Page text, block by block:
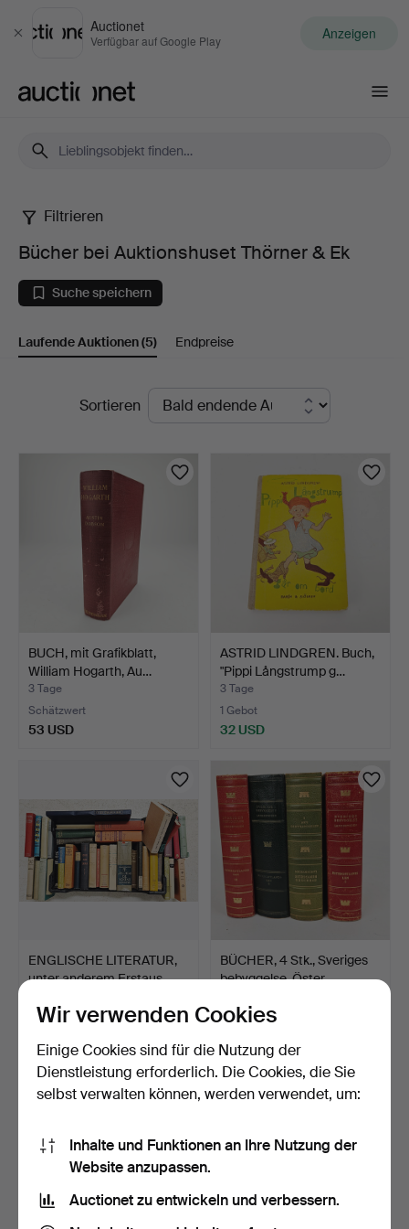
Schließen
Auctionet
Verfügbar auf Google Play Anzeigen
Bücher
bei
Auktionshuset
Thörner
Ek
Filtrieren
Bücher bei Auktionshuset Thörner & Ek
Suche speichern
Laufende Auktionen(5) Endpreise
LaufendeSortieren
BUCH, mit Grafikblatt,
William Hogarth, Au…
3 Tage
Schätzwert
53 USD
ASTRID LINDGREN. Buch,
"Pippi Långstrump g…
3 Tage
1 Gebot
32 USD
ENGLISCHE LITERATUR,
unter anderem Erstaus…
Schätzwert
BÜCHER, 4 Stk., Sveriges
bebyggelse, Öster…
Schätzwert
Wir verwenden Cookies
Einige Cookies sind für die Nutzung der
Dienstleistung erforderlich. Die Cookies, die Sie
selbst verwalten können, werden verwendet, um:
Inhalte und Funktionen an Ihre Nutzung der
Website anzupassen.
Auctionet zu entwickeln und verbessern.